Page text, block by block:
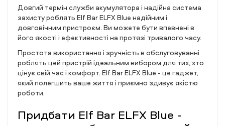
Довгий термін служби акумулятора і надійна система
захисту роблять Elf Bar ELFX Blue надійним і
довговічним пристроєм. Ви можете бути впевнені в
його якості і ефективності на протязі тривалого часу.
Простота використання і зручність в обслуговуванні
роблять цей пристрій ідеальним вибором для тих, хто
цінує свій час і комфорт. Elf Bar ELFX Blue - це гаджет,
який полегшить ваше життя і приємно здивує якістю
роботи.
Придбати Elf Bar ELFX Blue -